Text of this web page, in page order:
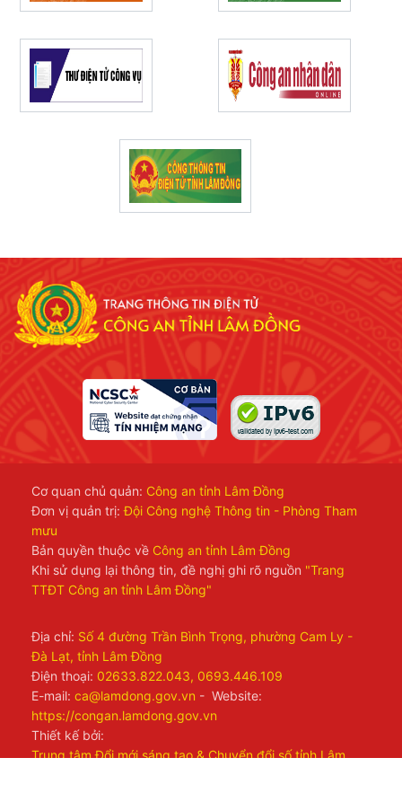
Cơ quan chủ quản: Công an tỉnh Lâm Đồng
Đơn vị quản trị:Đội Công nghệ Thông tin - Phòng Tham
mưu
Bản quyền thuộc về Công an tỉnh Lâm Đồng
Khi sử dụng lại thông tin, đề nghị ghi rõ nguồn "Trang
TTĐT Công an tỉnh Lâm Đồng"
Địa chỉ: Số 4 đường Trần Bình Trọng, phường Cam Ly -
Đà Lạt, tỉnh Lâm Đồng
Điện thoại: 02633.822.043, 0693.446.109
E-mail: ca@lamdong.gov.vn - Website:
https://congan.lamdong.gov.vn
Thiết kế bởi:
Trung tâm Đổi mới sáng tạo & Chuyển đổi số tỉnh Lâm